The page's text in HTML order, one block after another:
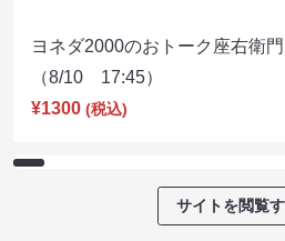
ヨネダ2000のおトーク座右衛門